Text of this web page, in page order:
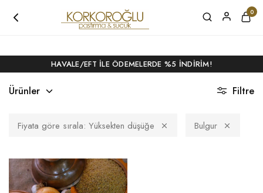
4500 TL ÜZERI ALIŞVERIŞLERDE KARGO BEDAVA! 0
HAVALE/EFT ILE ÖDEMELERDE %5 İNDIRIM!
Ürünler Filtre
Fiyata göre sırala: Yüksekten düşüğe Bulgur